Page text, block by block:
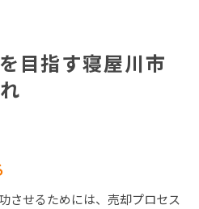
目指す寝屋川市
させるためには、売却プロセス